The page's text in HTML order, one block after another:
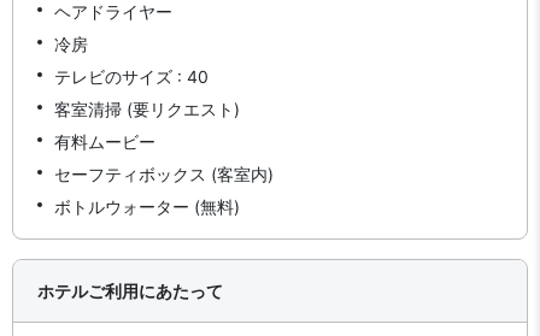
ヘアドライヤー
冷房
テレビのサイズ : 40
客室清掃 (要リクエスト)
有料ムービー
セーフティボックス (客室内)
ボトルウォーター (無料)
ホテルご利用にあたって